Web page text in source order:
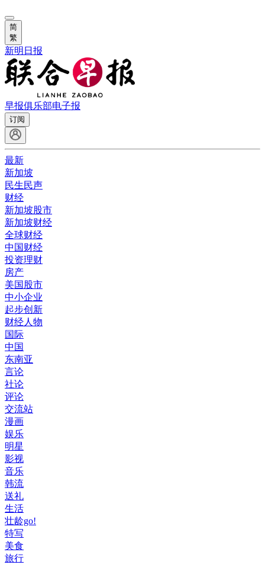
简
繁
新明日报
早报俱乐部电子报
订阅
最新
新加坡
民生民声
财经
新加坡股市
新加坡财经
全球财经
中国财经
投资理财
房产
美国股市
中小企业
起步创新
财经人物
国际
中国
东南亚
言论
社论
评论
交流站
漫画
娱乐
明星
影视
音乐
韩流
送礼
生活
壮龄go!
特写
美食
旅行